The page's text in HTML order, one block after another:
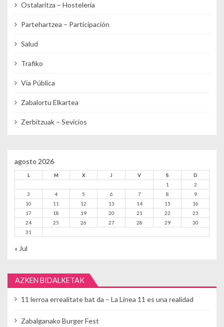
Ostalaritza – Hostelería
Partehartzea – Participación
Salud
Trafiko
Vía Pública
Zabalortu Elkartea
Zerbitzuak – Sevicios
agosto 2026
L M X J V S
D
1
2
3
4 5 6 7 8
9
10
11 12 13 14 15
16
17
18 19 20 21 22
23
24
25 26 27 28 29
30
31
« Jul
AZKEN BIDALKETAK
11 lerroa errealitate bat da – La Línea 11 es una realidad
Zabalganako Burger Fest